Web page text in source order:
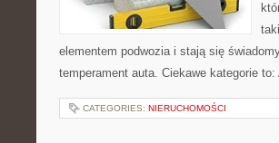
elementem podwozia i stają się
temperament auta. Ciekawe kategorie
CATEGORIES: NIERUCHOMOŚCI